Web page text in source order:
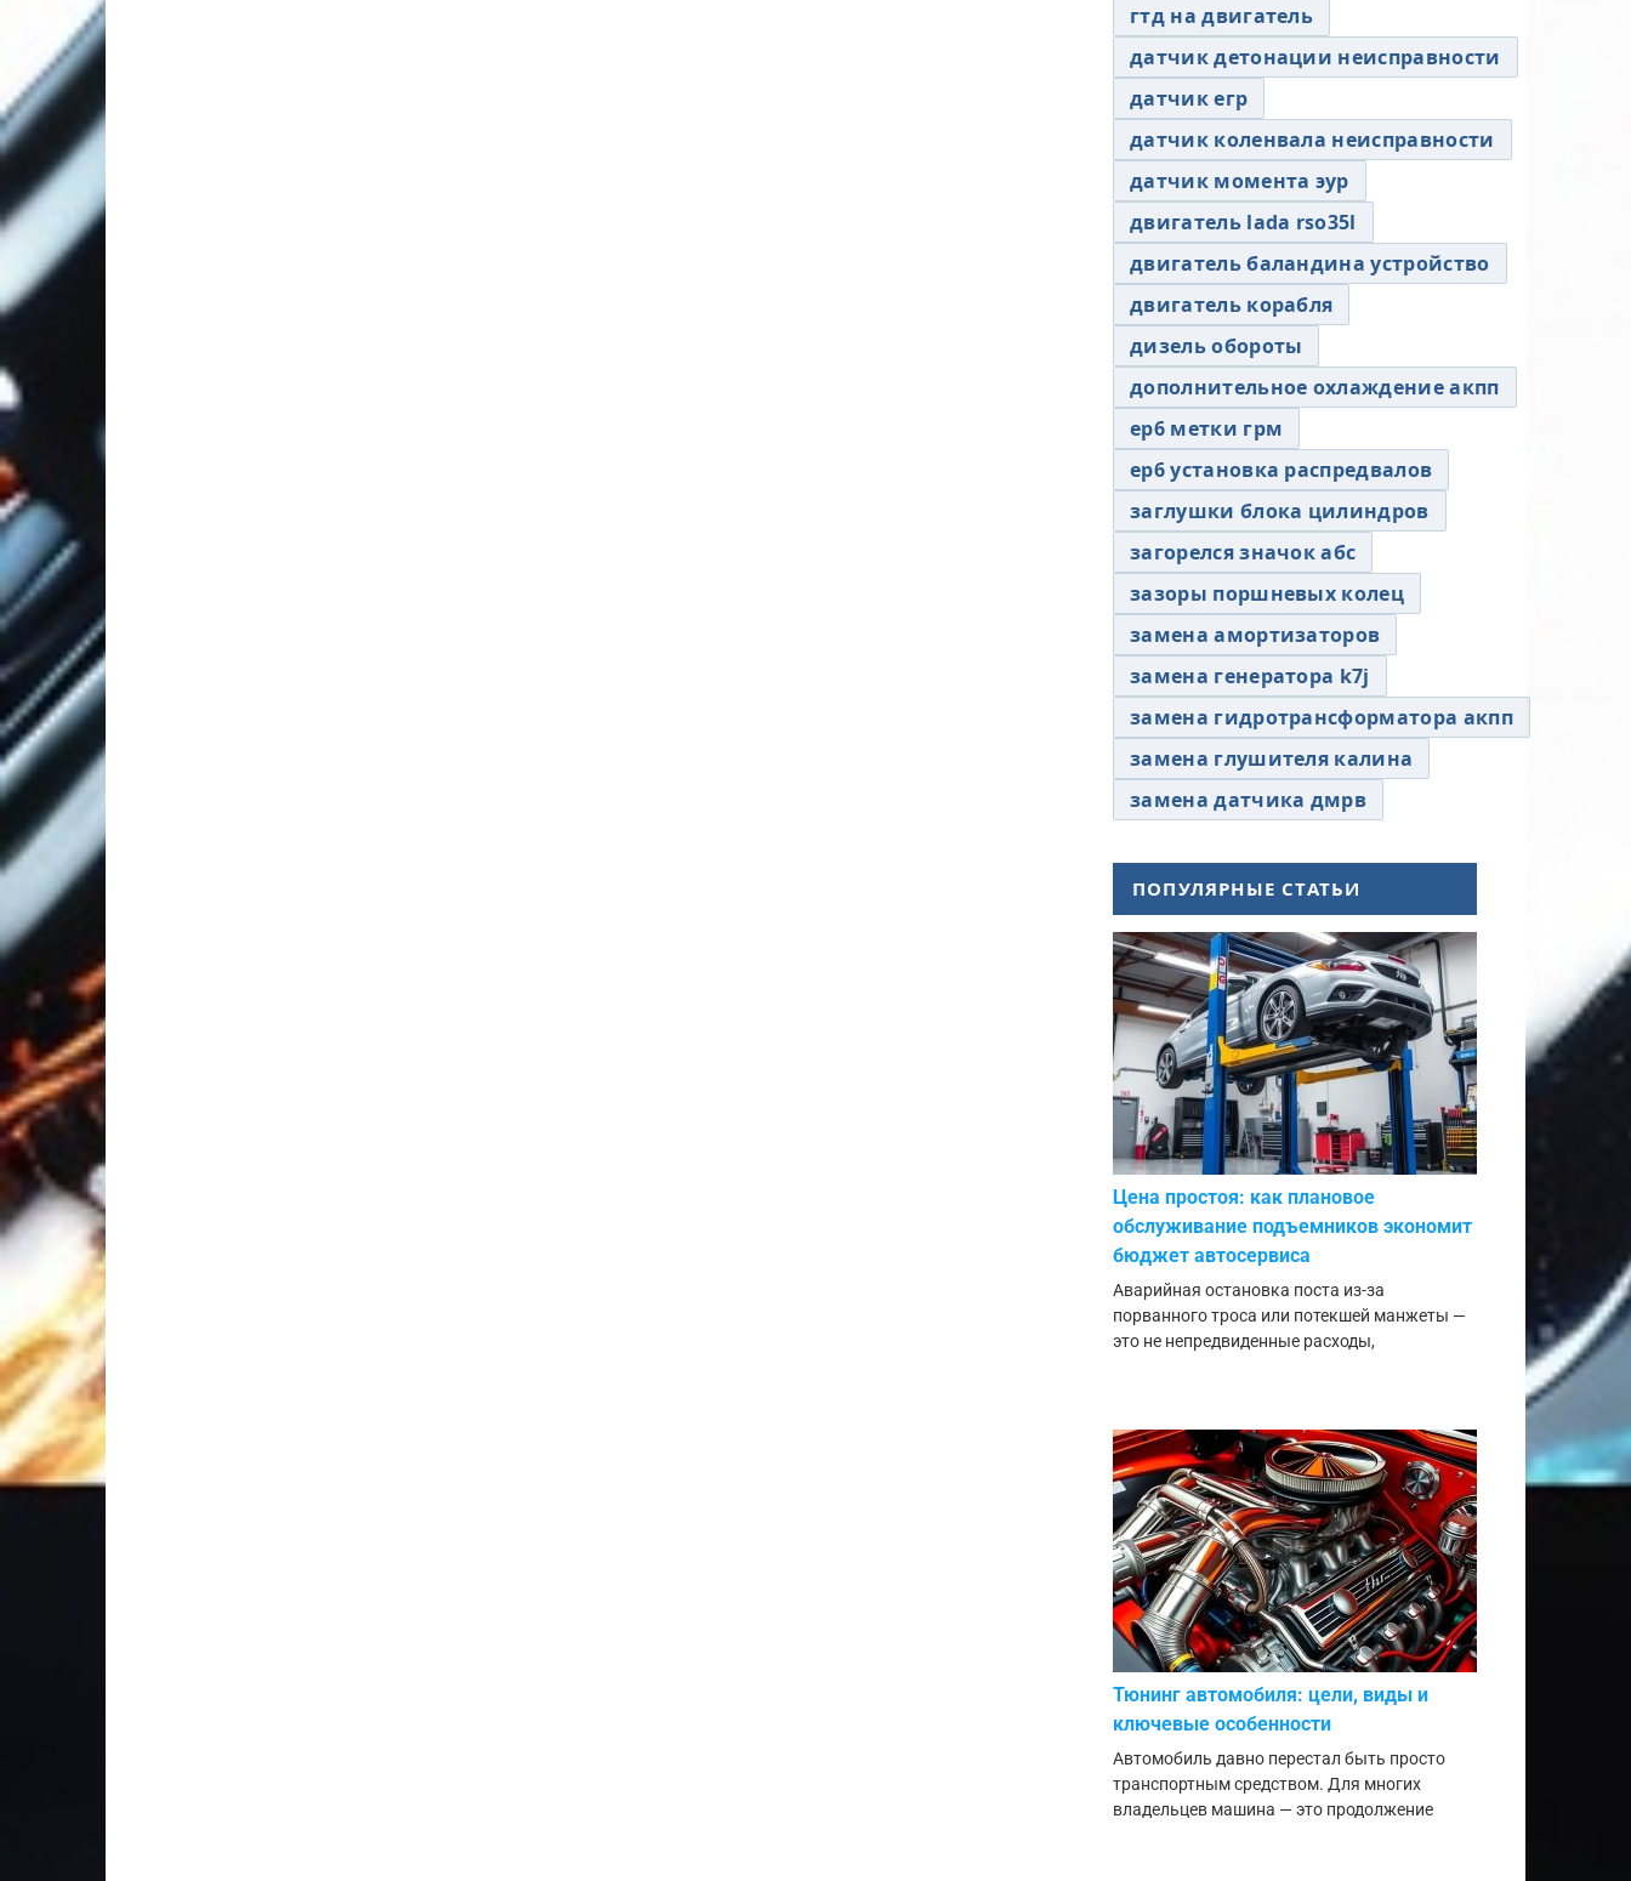
гтд на двигатель
датчик детонации неисправности
датчик егр
датчик коленвала неисправности
датчик момента эур
двигатель lada rso35l
двигатель баландина устройство
двигатель корабля
дизель обороты
дополнительное охлаждение акпп
ер6 метки грм
ер6 установка распредвалов
заглушки блока цилиндров
загорелся значок абс
зазоры поршневых колец
замена амортизаторов
замена генератора k7j
замена гидротрансформатора акпп
замена глушителя калина
замена датчика дмрв
ПОПУЛЯРНЫЕ СТАТЬИ
Цена простоя: как плановое
обслуживание подъемников экономит
бюджет автосервиса
Аварийная остановка поста из-за
порванного троса или потекшей манжеты —
это не непредвиденные расходы,
Тюнинг автомобиля: цели, виды и
ключевые особенности
Автомобиль давно перестал быть просто
транспортным средством. Для многих
владельцев машина — это продолжение